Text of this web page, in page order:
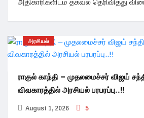
அதிகாரிகளிடம் தகவல் தெரிவித்து
அரசியல்
ராகுல் காந்தி – முதலமைச்சர் விஜய்
விவகாரத்தில் அரசியல் பரபரப்பு..!!
August 1, 2026 5